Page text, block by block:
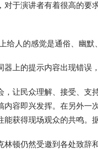
对于演讲者有着很高的
给人的感觉是通俗、幽
上的提示内容出现错误
让民众理解、接受、
容即兴发挥。在另外一
获得现场观众的共鸣。
顿仍然受邀到各处致辞